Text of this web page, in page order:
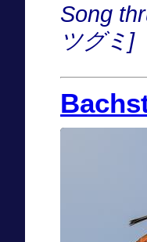
Song
ツグミ]